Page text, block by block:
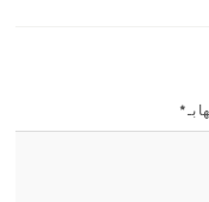
بـ*